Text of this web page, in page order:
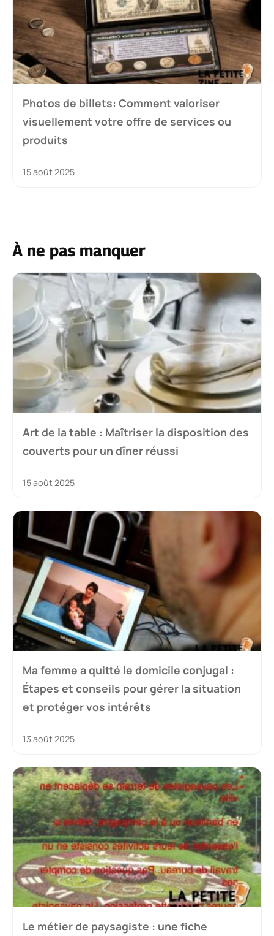
Photos de billets: Comment valoriser
visuellement votre offre de services ou
produits
15 août 2025
À ne pas manquer
Art de la table : Maîtriser la disposition des
couverts pour un dîner réussi
15 août 2025
Ma femme a quitté le domicile conjugal :
Étapes et conseils pour gérer la situation
et protéger vos intérêts
13 août 2025
Le métier de paysagiste : une fiche